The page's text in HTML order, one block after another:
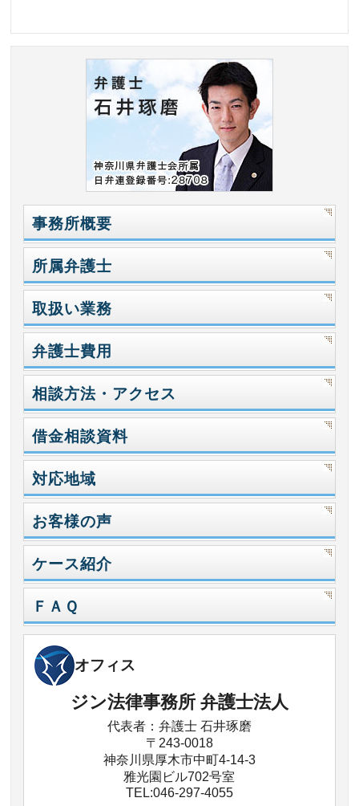
事務所概要
所属弁護士
取扱い業務
弁護士費用
相談方法・アクセス
借金相談資料
対応地域
お客様の声
ケース紹介
ＦＡＱ
オフィス
ジン法律事務所 弁護士法人
代表者：弁護士 石井琢磨
〒243-0018
神奈川県厚木市中町4-14-3
雅光園ビル702号室
TEL:046-297-4055